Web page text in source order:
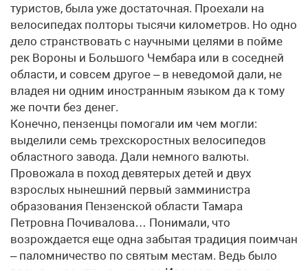
туристов, была уже достаточная. Проехали на
велосипедах полторы тысячи километров. Но одно
дело странствовать с научными целями в пойме
рек Вороны и Большого Чембара или в соседней
области, и совсем другое – в неведомой дали, не
владея ни одним иностранным языком да к тому
же почти без денег.
Конечно, пензенцы помогали им чем могли:
выделили семь трехскоростных велосипедов
областного завода. Дали немного валюты.
Провожала в поход девятерых детей и двух
взрослых нынешний первый замминистра
образования Пензенской области Тамара
Петровна Почивалова… Понимали, что
возрождается еще одна забытая традиция поимчан
– паломничество по святым местам. Ведь было